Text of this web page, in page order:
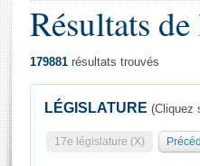
Général
Résultats
179881 résultats trouvés
LÉGISLATURE (Cliquez
17e législature (X)